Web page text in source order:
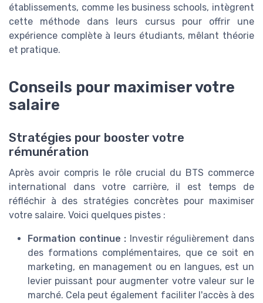
établissements, comme les business schools, intègrent
cette méthode dans leurs cursus pour offrir une
expérience complète à leurs étudiants, mêlant théorie
et pratique.
Conseils pour maximiser votre
salaire
Stratégies pour booster votre
rémunération
Après avoir compris le rôle crucial du BTS commerce
international dans votre carrière, il est temps de
réfléchir à des stratégies concrètes pour maximiser
votre salaire. Voici quelques pistes :
Formation continue : Investir régulièrement dans
des formations complémentaires, que ce soit en
marketing, en management ou en langues, est un
levier puissant pour augmenter votre valeur sur le
marché. Cela peut également faciliter l'accès à des